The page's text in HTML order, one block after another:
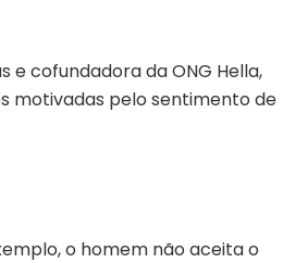
e cofundadora da ONG Hella,
motivadas pelo sentimento de
o homem não aceita o